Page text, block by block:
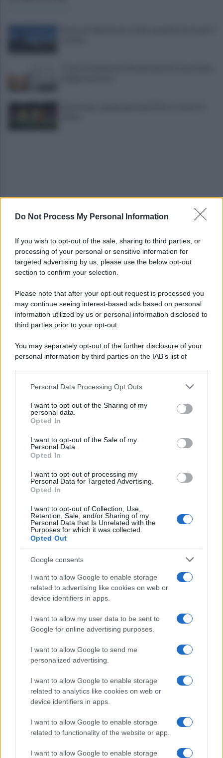
Do Not Process My Personal Information
If you wish to opt-out of the sale, sharing to third parties, or
processing of your personal or sensitive information for
targeted advertising by us, please use the below opt-out
section to confirm your selection.
Please note that after your opt-out request is processed you
may continue seeing interest-based ads based on personal
information utilized by us or personal information disclosed to
third parties prior to your opt-out.
You may separately opt-out of the further disclosure of your
personal information by third parties on the IAB’s list of
This information may also be disclosed by us to third parties
disclose it to other third parties.
Please note that this website/app uses one or more Google
services and may gather and store information including but
not limited to your visit or usage behaviour. You may click to
grant or deny consent to Google and its third-party tags to
consent section.
Personal Data Processing Opt Outs
I want to opt-out of the Sharing of my
personal data.
Opted In
I want to opt-out of the Sale of my
Personal Data.
Opted In
I want to opt-out of processing my
Personal Data for Targeted Advertising.
Opted In
I want to opt-out of Collection, Use,
Retention, Sale, and/or Sharing of my
Personal Data that Is Unrelated with the
Purposes for which it was collected.
Opted Out
Google consents
I want to allow Google to enable storage
related to advertising like cookies on web or
device identifiers in apps.
I want to allow my user data to be sent to
Google for online advertising purposes.
I want to allow Google to send me
personalized advertising.
I want to allow Google to enable storage
related to analytics like cookies on web or
device identifiers in apps.
I want to allow Google to enable storage
related to functionality of the website or app.
I want to allow Google to enable storage
Golemic: "Salernitana, ti lascio un pezzo di cuore.
VIDEO | Collisione nelle acque della Costiera,
gozzo affonda